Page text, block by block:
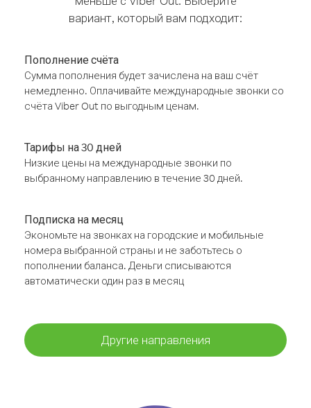
вариант, который вам подходит:
Пополнение счёта
Сумма пополнения будет зачислена на ваш счёт
немедленно. Оплачивайте международные звонки со
счёта Viber Out по выгодным ценам.
Тарифы на 30 дней
Низкие цены на международные звонки по
выбранному направлению в течение 30 дней.
Подписка на месяц
Экономьте на звонках на городские и мобильные
номера выбранной страны и не заботьтесь о
пополнении баланса. Деньги списываются
автоматически один раз в месяц
Другие направления